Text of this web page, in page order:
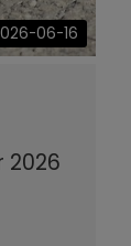
06-16